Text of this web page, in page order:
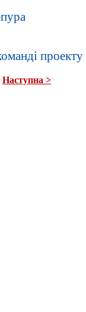
Наступна >